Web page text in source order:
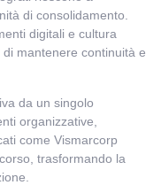
di consolidamento.
digitali e cultura
mantenere continuità e
da un singolo
organizzative,
come Vismarcorp
trasformando la